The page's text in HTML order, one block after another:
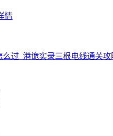
情
过_港诡实录三根电线通关攻